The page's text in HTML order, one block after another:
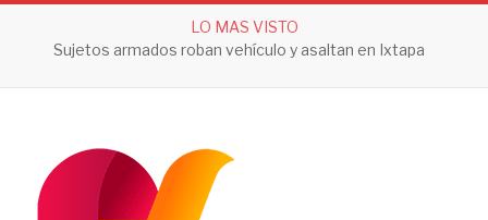
LO MAS VISTO
Sujetos armados roban vehículo y asaltan en Ixtapa